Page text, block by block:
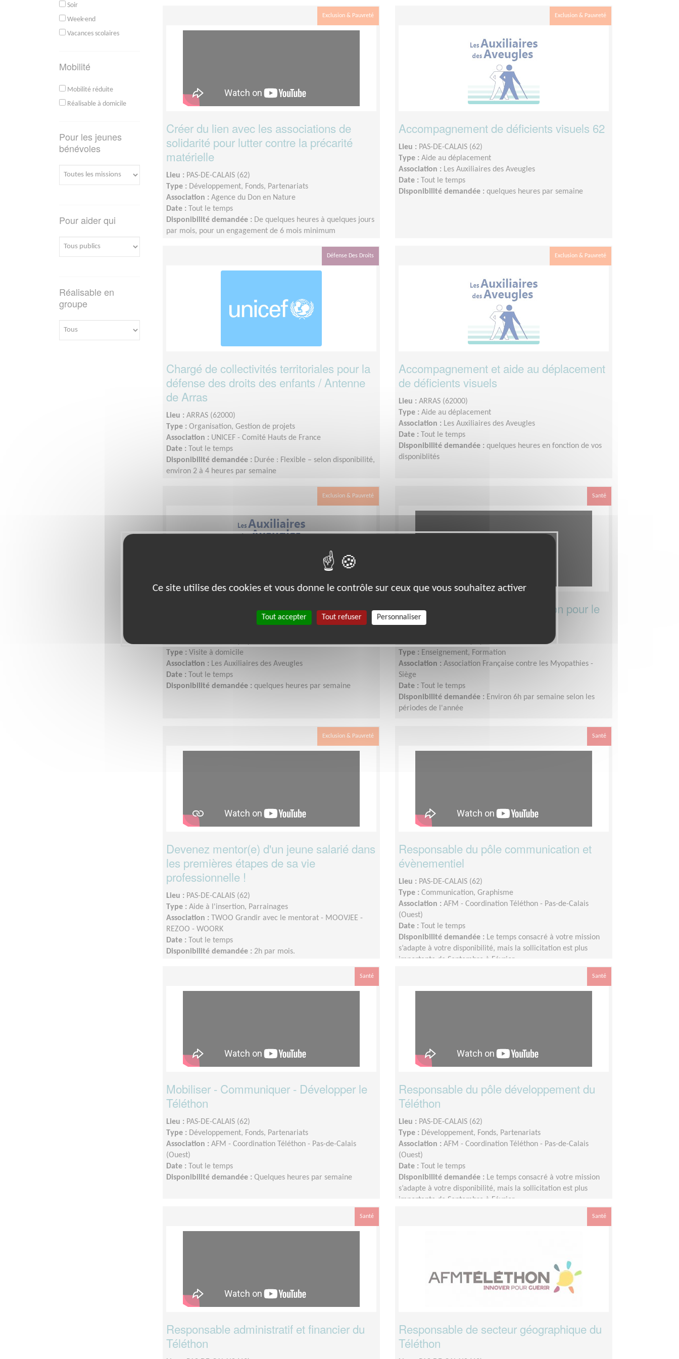
Soir
Week-end
Vacances scolaires
Mobilité
Mobilité réduite
Réalisable à domicile
Pour les jeunes
bénévoles
Pour aider qui
Réalisable en
groupe
Exclusion & Pauvreté
Créer du lien avec les associations de
solidarité pour lutter contre la précarité
matérielle
Lieu : PAS-DE-CALAIS (62)
Type : Développement, Fonds, Partenariats
Association : Agence du Don en Nature
Date : Tout le temps
Disponibilité demandée : De quelques heures à quelques jours
par mois, pour un engagement de 6 mois minimum
Exclusion & Pauvreté
Accompagnement de déficients visuels 62
Lieu : PAS-DE-CALAIS (62)
Type : Aide au déplacement
Association : Les Auxiliaires des Aveugles
Date : Tout le temps
Disponibilité demandée : quelques heures par semaine
Défense Des Droits
Chargé de collectivités territoriales pour la
défense des droits des enfants / Antenne
de Arras
Lieu : ARRAS (62000)
Type : Organisation, Gestion de projets
Association : UNICEF - Comité Hauts de France
Date : Tout le temps
Disponibilité demandée : Durée : Flexible – selon disponibilité,
environ 2 à 4 heures par semaine
Exclusion & Pauvreté
Accompagnement et aide au déplacement
de déficients visuels
Lieu : ARRAS (62000)
Type : Aide au déplacement
Association : Les Auxiliaires des Aveugles
Date : Tout le temps
Disponibilité demandée : quelques heures en fonction de vos
disponiblités
Exclusion & Pauvreté
Visite à domicile de déficients visuels
Type : Visite à domicile
Association : Les Auxiliaires des Aveugles
Date : Tout le temps
Disponibilité demandée : quelques heures par semaine
Santé
Equipier Régional Pôle Formation pour le
Téléthon
Type : Enseignement, Formation
Association : Association Française contre les Myopathies -
Siège
Date : Tout le temps
Disponibilité demandée : Environ 6h par semaine selon les
périodes de l'année
Exclusion & Pauvreté
Devenez mentor(e) d'un jeune salarié dans
les premières étapes de sa vie
professionnelle !
Lieu : PAS-DE-CALAIS (62)
Type : Aide à l'insertion, Parrainages
Association : TWOO Grandir avec le mentorat - MOOVJEE -
REZOO - WOORK
Date : Tout le temps
Disponibilité demandée : 2h par mois.
Santé
Responsable du pôle communication et
évènementiel
Lieu : PAS-DE-CALAIS (62)
Type : Communication, Graphisme
Association : AFM - Coordination Téléthon - Pas-de-Calais
(Ouest)
Date : Tout le temps
Disponibilité demandée : Le temps consacré à votre mission
s’adapte à votre disponibilité, mais la sollicitation est plus
importante de Septembre à Février
Santé
Mobiliser - Communiquer - Développer le
Téléthon
Lieu : PAS-DE-CALAIS (62)
Type : Développement, Fonds, Partenariats
Association : AFM - Coordination Téléthon - Pas-de-Calais
(Ouest)
Date : Tout le temps
Disponibilité demandée : Quelques heures par semaine
Santé
Responsable du pôle développement du
Téléthon
Lieu : PAS-DE-CALAIS (62)
Type : Développement, Fonds, Partenariats
Association : AFM - Coordination Téléthon - Pas-de-Calais
(Ouest)
Date : Tout le temps
Disponibilité demandée : Le temps consacré à votre mission
s’adapte à votre disponibilité, mais la sollicitation est plus
importante de Septembre à Février
Santé
Responsable administratif et financier du
Téléthon
Santé
Responsable de secteur géographique du
Téléthon
Ce site utilise des cookies et vous donne le contrôle sur ceux que vous souhaitez activer
Tout accepter Tout refuser Personnaliser